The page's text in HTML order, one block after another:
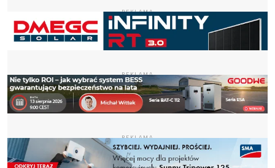
REKLAMA
REKLAMA
REKLAMA